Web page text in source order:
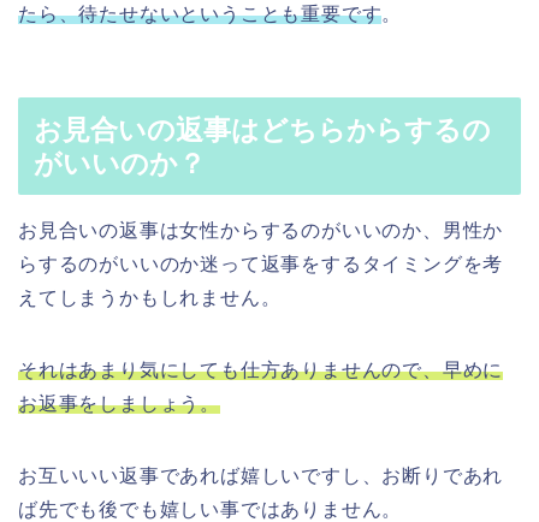
たら、待たせないということも重要です。
お見合いの返事はどちらからするの
がいいのか？
お見合いの返事は女性からするのがいいのか、男性か
らするのがいいのか迷って返事をするタイミングを考
えてしまうかもしれません。
それはあまり気にしても仕方ありませんので、早めに
お返事をしましょう。
お互いいい返事であれば嬉しいですし、お断りであれ
ば先でも後でも嬉しい事ではありません。